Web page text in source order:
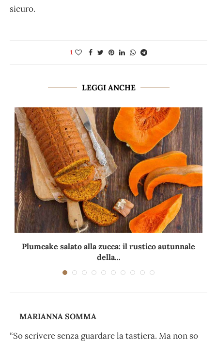
sicuro.
1
LEGGI ANCHE
Plumcake salato alla zucca: il rustico autunnale
della...
MARIANNA SOMMA
“So scrivere senza guardare la tastiera. Ma non so